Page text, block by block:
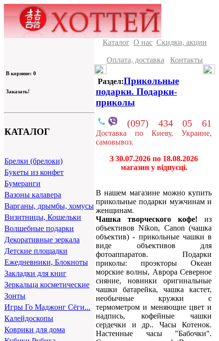
В корзине: 0
Заказать!
КАТАЛОГ
Брелки (брелоки)
Букеты из конфет
Бумеранги
Вазоны калавера
Варганы, дрымбы, хомусы
Визитницы, Кошельки
Волшебные подарки
Декоративные зеркала
Детские площадки
Ежедневники, Блокноты
Закладки для книг
Зеркальца косметические
Зонты
Игры Го Маджонг Сёги...
Калейдоскопы
Коврики для дома
Каталог О нас Скидки, акции
Оплата, доставка Контакты
Раздел:Прикольные
подарки. Подарки-
приколы
(097) 434 05 61
Доставка по Киеву, Украине,
самовывоз.
З 30.07.2026 по 18.08.2026
магазин у відпусці.
В нашем магазине можно купить
прикольные подарки мужчинам и
женщинам.
Чашка творческого кофе! из
объективов Nikon, Canon (чашка
объектив) - прикольные чашки в
виде объективов для
фотоаппаратов. Подарки
приколы: проэкторы Океан
морские волны, Аврора Северное
сияние, новинки оригинальные
чашки батарейка, чашка кастет,
необычные кружки с
термометром и меняющие цвет и
надпись, кофейные чашки
сердечки и др.. Часы Котенок.
Настенные часы "Бабочки".